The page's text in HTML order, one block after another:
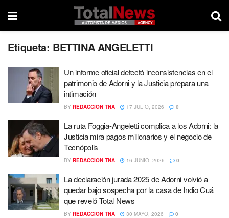
Etiqueta: BETTINA ANGELETTI
Un informe oficial detectó inconsistencias en el
patrimonio de Adorni y la Justicia prepara una
intimación
BY REDACCION TNA 17 JULIO, 2026 0
La ruta Foggia-Angeletti complica a los Adorni: la
Justicia mira pagos millonarios y el negocio de
Tecnópolis
BY REDACCION TNA 16 JUNIO, 2026 0
La declaración jurada 2025 de Adorni volvió a
quedar bajo sospecha por la casa de Indio Cuá
que reveló Total News
BY REDACCION TNA 30 MAYO, 2026 0